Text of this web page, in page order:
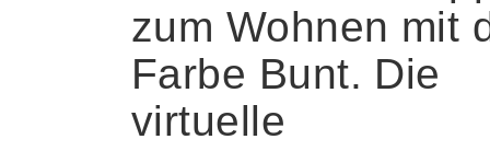
zum Wohnen mit
Farbe Bunt. Die
virtuelle